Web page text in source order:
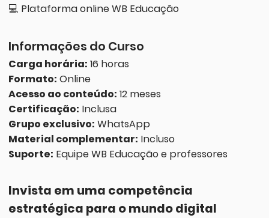
💻 Plataforma online WB Educação
Informações do Curso
Carga horária: 16 horas
Formato: Online
Acesso ao conteúdo: 12 meses
Certificação: Inclusa
Grupo exclusivo: WhatsApp
Material complementar: Incluso
Suporte: Equipe WB Educação e professores
Invista em uma competência
estratégica para o mundo digital